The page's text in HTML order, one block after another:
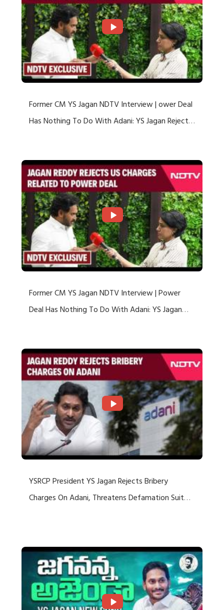
Former CM YS Jagan NDTV Interview | ower Deal
Has Nothing To Do With Adani: YS Jagan Rejects
Former CM YS Jagan NDTV Interview | Power
Deal Has Nothing To Do With Adani: YS Jagan
YSRCP President YS Jagan Rejects Bribery
Charges On Adani, Threatens Defamation Suit